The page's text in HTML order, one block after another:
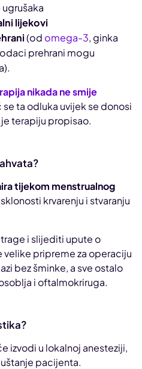
lijekovi
(od omega-3, ginka
prehrani mogu
nikada ne smije
se ta odluka uvijek se donosi
terapiju propisao.
tijekom menstrualnog
krvarenju i stvaranju
i slijediti upute o
velike pripreme za operaciju
bez šminke, a sve ostalo
i oftalmokriruga.
izvodi u lokalnoj anesteziji,
pacijenta.